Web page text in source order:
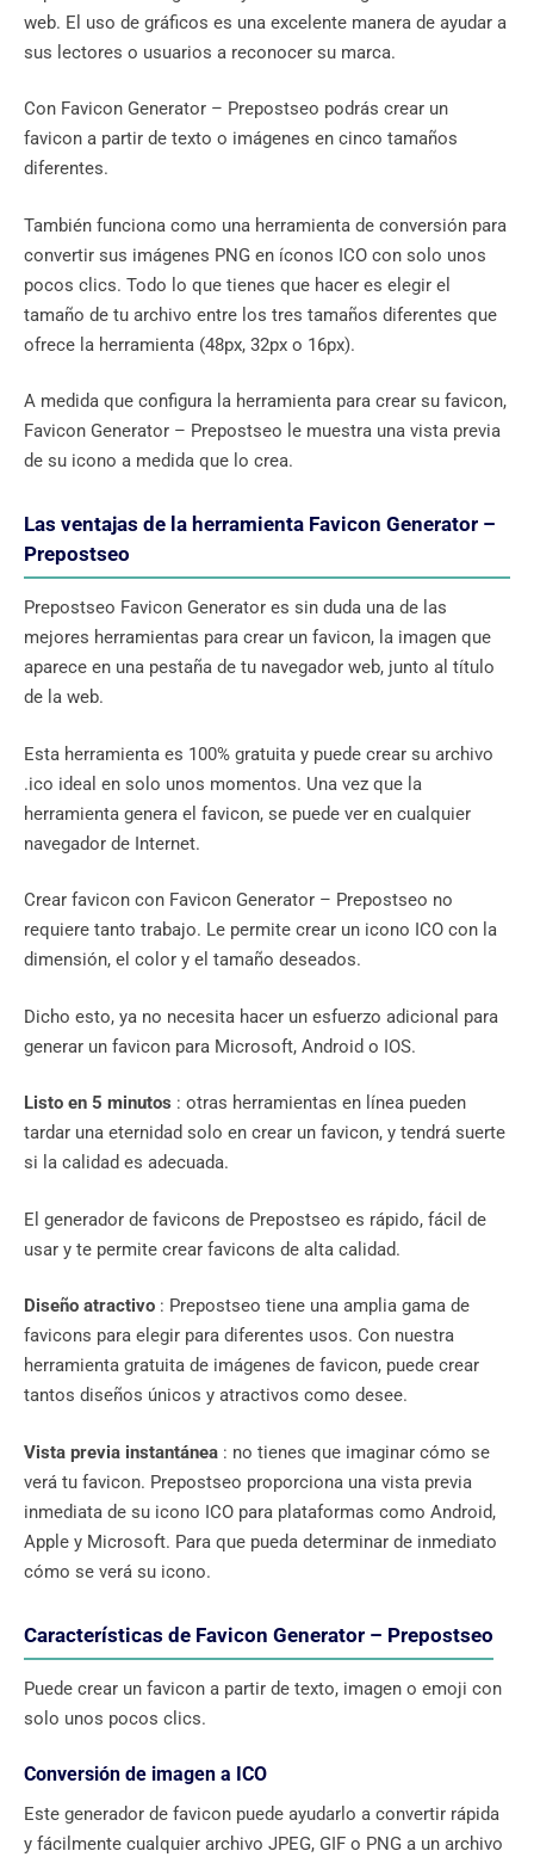
web. El uso de gráficos es una excelente manera de ayudar a
sus lectores o usuarios a reconocer su marca.
Con Favicon Generator – Prepostseo podrás crear un
favicon a partir de texto o imágenes en cinco tamaños
diferentes.
También funciona como una herramienta de conversión para
convertir sus imágenes PNG en íconos ICO con solo unos
pocos clics. Todo lo que tienes que hacer es elegir el
tamaño de tu archivo entre los tres tamaños diferentes que
ofrece la herramienta (48px, 32px o 16px).
A medida que configura la herramienta para crear su favicon,
Favicon Generator – Prepostseo le muestra una vista previa
de su icono a medida que lo crea.
Las ventajas de la herramienta Favicon Generator –
Prepostseo
Prepostseo Favicon Generator es sin duda una de las
mejores herramientas para crear un favicon, la imagen que
aparece en una pestaña de tu navegador web, junto al título
de la web.
Esta herramienta es 100% gratuita y puede crear su archivo
.ico ideal en solo unos momentos. Una vez que la
herramienta genera el favicon, se puede ver en cualquier
navegador de Internet.
Crear favicon con Favicon Generator – Prepostseo no
requiere tanto trabajo. Le permite crear un icono ICO con la
dimensión, el color y el tamaño deseados.
Dicho esto, ya no necesita hacer un esfuerzo adicional para
generar un favicon para Microsoft, Android o IOS.
Listo en 5 minutos : otras herramientas en línea pueden
tardar una eternidad solo en crear un favicon, y tendrá suerte
si la calidad es adecuada.
El generador de favicons de Prepostseo es rápido, fácil de
usar y te permite crear favicons de alta calidad.
Diseño atractivo : Prepostseo tiene una amplia gama de
favicons para elegir para diferentes usos. Con nuestra
herramienta gratuita de imágenes de favicon, puede crear
tantos diseños únicos y atractivos como desee.
Vista previa instantánea : no tienes que imaginar cómo se
verá tu favicon. Prepostseo proporciona una vista previa
inmediata de su icono ICO para plataformas como Android,
Apple y Microsoft. Para que pueda determinar de inmediato
cómo se verá su icono.
Características de Favicon Generator – Prepostseo
Puede crear un favicon a partir de texto, imagen o emoji con
solo unos pocos clics.
Conversión de imagen a ICO
Este generador de favicon puede ayudarlo a convertir rápida
y fácilmente cualquier archivo JPEG, GIF o PNG a un archivo